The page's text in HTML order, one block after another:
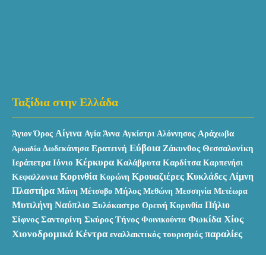
Ταξίδια στην Ελλάδα
Άγιον Όρος Αίγινα Αγία Άννα Αγκίστρι Αλόννησος Αράχωβα
Αρκαδία Δωδεκάνησα Ερατεινή Εύβοια Ζάκυνθος Θεσσαλονίκη
Ιεράπετρα Ιόνιο Κέρκυρα Καλάβρυτα Καρδίτσα Καρπενήσι
Κεφαλλονια Κορινθία Κορώνη Κρουαζιέρες Κυκλάδες Λίμνη
Πλαστήρα Μάνη Μέτσοβο Μήλος Μεθώνη Μεσσηνία Μετέωρα
Μυτιλήνη Ναύπλιο Ξυλόκαστρο Ορεινή Κορινθία Πήλιο
Σίφνος Σαντορίνη Σκύρος Τήνος Φοινικούντα Φωκίδα Χίος
Χιονοδρομικά Κέντρα εναλλακτικός τουρισμός παραλίες